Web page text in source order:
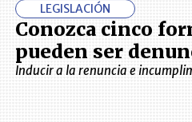
LEGISLACIÓN
Conozca cinco
pueden ser
Inducir a la renuncia e